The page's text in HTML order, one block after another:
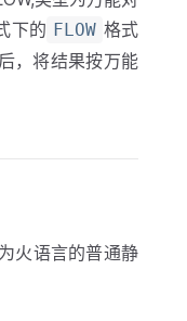
下的 FLOW 格式
，将结果按万能
火语言的普通静